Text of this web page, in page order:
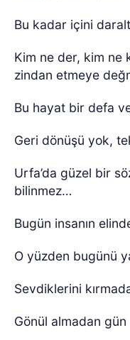
Bu kadar içini
Kim ne der, kim ne
zindan etmeye
Bu hayat bir defa
Geri dönüşü yok,
Urfa’da güzel bir
bilinmez…
Bugün insanın
O yüzden bugünü
Sevdiklerini
Gönül almadan